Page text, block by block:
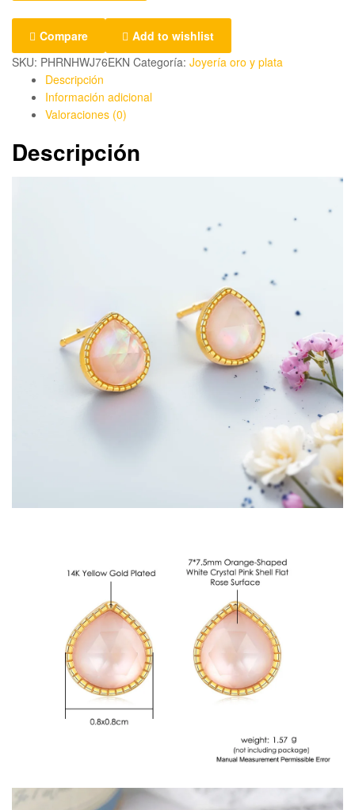
Compare
Add to wishlist
SKU: PHRNHWJ76EKN Categoría: Joyería oro y plata
Descripción
Información adicional
Valoraciones (0)
Descripción